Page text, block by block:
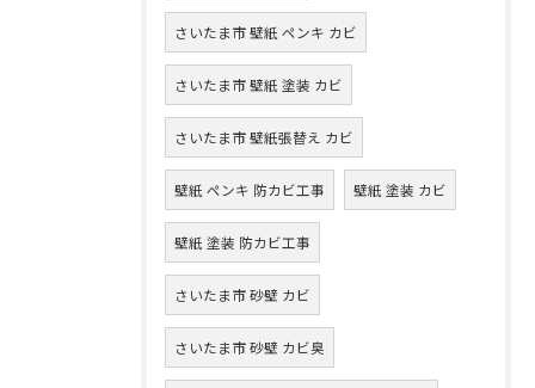
さいたま市 壁紙 ペンキ カビ
さいたま市 壁紙 塗装 カビ
さいたま市 壁紙張替え カビ
壁紙 ペンキ 防カビ工事 壁紙 塗装 カビ
壁紙 塗装 防カビ工事
さいたま市 砂壁 カビ
さいたま市 砂壁 カビ臭